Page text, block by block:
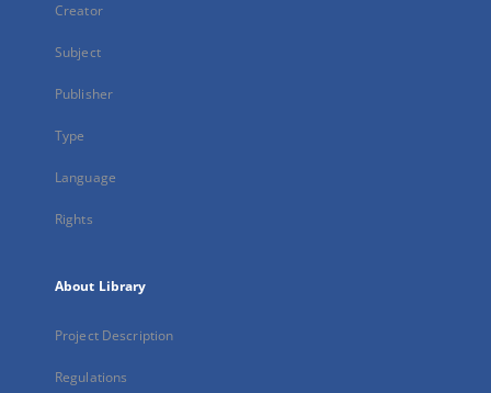
Creator
Subject
Publisher
Type
Language
Rights
About Library
Project Description
Regulations